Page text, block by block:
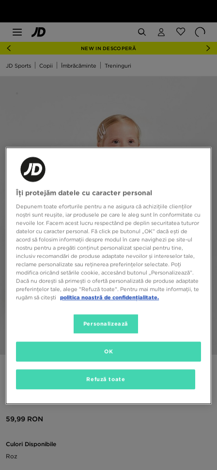
NEW IN DESCOPERĂ
JD Sports Copii Îmbrăcăminte Treninguri
ONLY AT JD
MCKENZIE GIRLS' ESSENTIAL CREW
TRACKSUIT INFANT
59,99 RON
Culori Disponibile
Roz
Îți protejăm datele cu caracter personal
Depunem toate eforturile pentru a ne asigura că achizițiile clienților
noștri sunt reușite, iar produsele pe care le aleg sunt în conformitate cu
nevoile lor. Facem acest lucru respectând pe deplin securitatea tuturor
datelor cu caracter personal. Fă click pe butonul „OK” dacă ești de
acord să folosim informații despre modul în care navighezi pe site-ul
nostru pentru a pregăti conținut personalizat special pentru tine,
inclusiv recomandări de produse adaptate nevoilor și intereselor tale,
reclame personalizate sau reținerea preferințelor selectate. Poți
modifica oricând setările cookie, accesând butonul „Personalizează”.
Dacă nu dorești să primești o ofertă personalizată de produse adaptate
preferințelor tale, alege "Refuză toate". Pentru mai multe informații, te
rugăm să citești
politica noastră de confidențialitate.
Personalizează
Refuză toate
OK